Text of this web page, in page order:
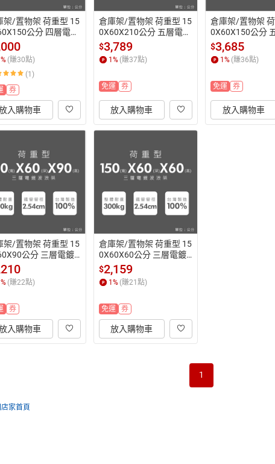
架/置物架 荷重型 15
公分 四層電鍍
)波浪收納架 超強耐
% (賺30點)
(1)
券
入購物車
倉庫架/置物架 荷重型 15
0X60X210公分 五層電鍍
(鎖管)波浪收納架 超強耐
重 dayneeds
$3,789
1% (賺37點)
免運 券
放入購物車
倉庫架/置物架
0X60X150公分
(鎖管)波浪收納架
重 dayneeds
$3,685
1% (賺36點)
免運 券
放入購物車
架/置物架 荷重型 15
公分 三層電鍍
)波浪收納架 超強耐
% (賺22點)
券
入購物車
倉庫架/置物架 荷重型 15
0X60X60公分 三層電鍍
(鎖管)波浪收納架 dayne
eds
$2,159
1% (賺21點)
免運 券
放入購物車
1
家首頁